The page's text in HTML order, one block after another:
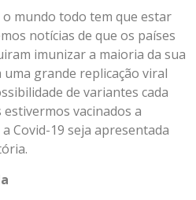
o mundo todo tem que estar
notícias de que os países
imunizar a maioria da sua
grande replicação viral
de variantes cada
vacinados a
Covid-19 seja apresentada